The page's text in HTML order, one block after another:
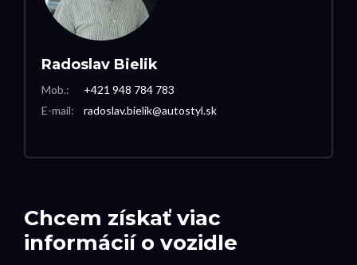
Chcem získať viac
informácií o vozidle
Radoslav Bielik
Mob.:
E-mail:
+421 948 784 783
radoslav.bielik@autostyl.sk